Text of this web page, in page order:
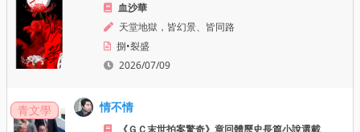
血沙華
天堂地獄，皆幻景、皆同路
捌•裂盛
2026/07/09
青文學 情不情